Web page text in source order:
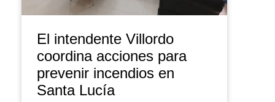
El intendente Villordo
coordina acciones para
prevenir incendios en
Santa Lucía